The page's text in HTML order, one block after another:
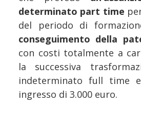
determinato part time
del periodo di
conseguimento della
con costi totalmente a
la successiva
indeterminato full time
ingresso di 3.000 euro.